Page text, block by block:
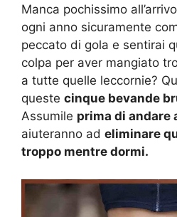
Manca pochissimo
ogni anno sicuramente
peccato di gola e sentirai
colpa per aver mangiato
a tutte quelle leccornie?
queste cinque bevande
Assumile prima di andare
aiuteranno ad eliminare
troppo mentre dormi.